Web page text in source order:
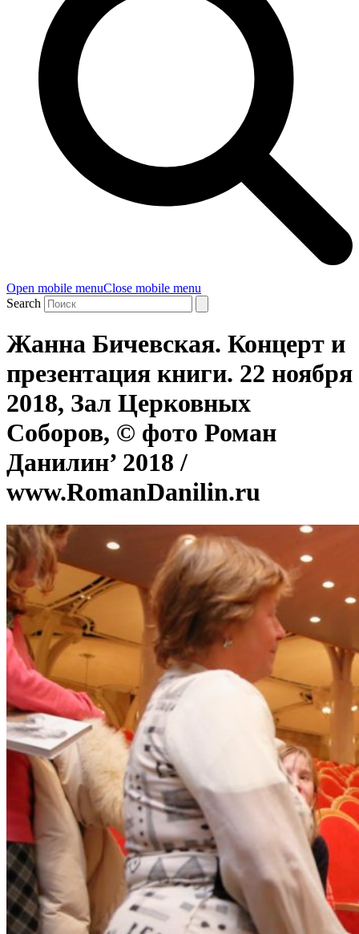
Open mobile menuClose mobile menu
Search
Жанна Бичевская. Концерт и
презентация книги. 22 ноября
2018, Зал Церковных
Соборов, © фото Роман
Данилин’ 2018 /
www.RomanDanilin.ru